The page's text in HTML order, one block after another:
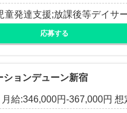
童発達支援;放課後等デイサ
応募する
ションデューン新宿
月給:346,000円-367,000円